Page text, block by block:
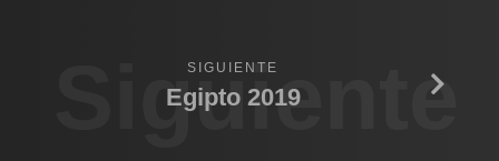
Siguiente
SIGUIENTE
Egipto 2019